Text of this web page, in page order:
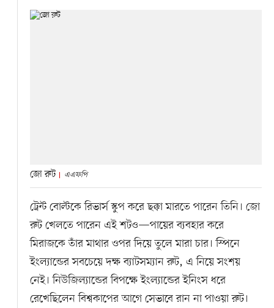
জো রুট এএফপি
ট্রেন্ট বোল্টকে রিভার্স স্কুপ করে ছক্কা মারতে পারেন তিনি। জো
রুট খেলতে পারেন এই শটও—পায়ের ব্যবহার করে
মিরাজকে তাঁর মাথার ওপর দিয়ে তুলে মারা চার। স্পিনে
ইংল্যান্ডের সবচেয়ে দক্ষ ব্যাটসম্যান রুট, এ নিয়ে সংশয়
নেই। নিউজিল্যান্ডের বিপক্ষে ইংল্যান্ডের ইনিংস ধরে
রেখেছিলেন বিশ্বকাপের আগে সেভাবে রান না পাওয়া রুট।